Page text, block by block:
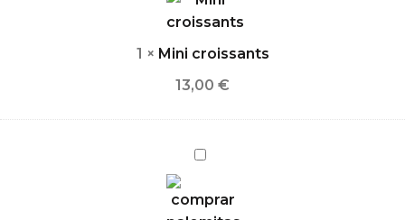
1 × Mini croissants
13,00 €
Palomitas
Caramelo